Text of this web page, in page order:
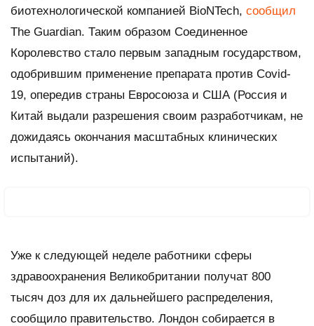
биотехнологической компанией BioNTech, сообщил
The Guardian. Таким образом Соединенное
Королевство стало первым западным государством,
одобрившим применение препарата против Covid-
19, опередив страны Евросоюза и США (Россия и
Китай выдали разрешения своим разработчикам, не
дожидаясь окончания масштабных клинических
испытаний).
Уже к следующей неделе работники сферы
здравоохранения Великобритании получат 800
тысяч доз для их дальнейшего распределения,
сообщило правительство. Лондон собирается в